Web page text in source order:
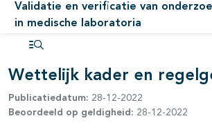
Validatie en verificatie van
in medische laboratoria
Wettelijk kader en
Publicatiedatum: 28-12-2022
Beoordeeld op geldigheid: 28-12-2022